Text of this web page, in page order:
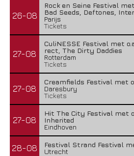
26-08
Rock en Seine Festival
Bad Seeds, Deftones,
Parijs
Tickets
27-08
CuliNESSE Festival met
rect, The Dirty Daddies
Rotterdam
Tickets
27-08
Creamfields Festival met
Daresbury
Tickets
27-08
Hit The City Festival met
Inherited
Eindhoven
28-08
Festival Strand Festival
Utrecht